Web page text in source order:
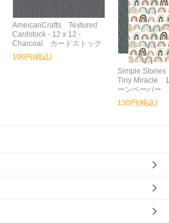
AmeicanCrafts Textured
Cardstock - 12 x 12 -
Charcoal カードストック
100円(税込)
Simple
Tiny Miracle
ーンペーパー
130円(税込)